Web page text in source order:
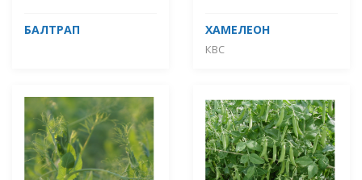
БАЛТРАП ХАМЕЛЕОН
КВС